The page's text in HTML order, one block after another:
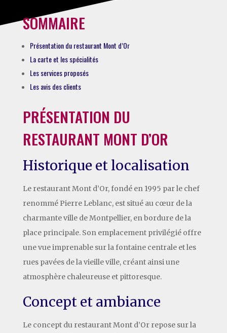
SOMMAIRE
Présentation du restaurant Mont d’Or
La carte et les spécialités
Les services proposés
Les avis des clients
PRÉSENTATION DU
RESTAURANT MONT D’OR
Historique et localisation
Le restaurant Mont d’Or, fondé en 1995 par le chef
renommé Pierre Leblanc, est situé au cœur de la
charmante ville de Montpellier, en bordure de la
place principale. Son emplacement privilégié offre
une vue imprenable sur la fontaine centrale et les
rues pavées de la vieille ville, créant ainsi une
atmosphère chaleureuse et pittoresque.
Concept et ambiance
Le concept du restaurant Mont d’Or repose sur la